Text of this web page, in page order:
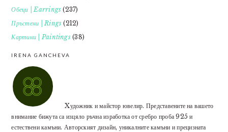
Обеци | Earrings (237)
Пръстени | Rings (212)
Картини | Paintings(38)
IRENA GANCHEVA
Xудожник и майстор ювелир. Представените на вашето
внимание бижута са изцяло ръчна изработка от сребро проба 925 и
естествени камъни. Авторският дизайн, уникалните камъни и прецизната